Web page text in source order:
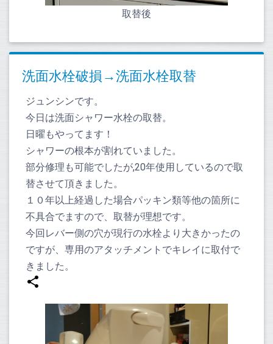
取替後
洗面水栓破損→洗面水栓取替
ジュンシンです。
今日は洗面シャワー水栓の取替。
日曜もやってます！
シャワーの根本が割れていました。
部分修理も可能でしたが,20年使用しているので取
替させて頂きました。
１０年以上経過した場合パッキン類等他の箇所に
不具合でますので、取替が理想です。
今回レバー側の穴が現行の水栓より大きかったの
ですが、専用のアタッチメントでキレイに取付で
きました。